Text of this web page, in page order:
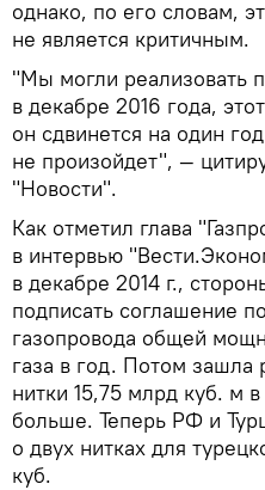
однако, по его словам,
не является критичным.
"Мы могли реализовать
в декабре 2016 года,
он сдвинется на один
не произойдет", —
"Новости".
Как отметил глава
в интервью
в декабре 2014 г.,
подписать соглашение
газопровода общей
газа в год. Потом
нитки 15,75 млрд куб. м
больше. Теперь РФ и
о двух нитках для
куб.